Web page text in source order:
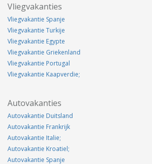
Vliegvakanties
Vliegvakantie Spanje
Vliegvakantie Turkije
Vliegvakantie Egypte
Vliegvakantie Griekenland
Vliegvakantie Portugal
Vliegvakantie Kaapverdie;
Autovakanties
Autovakantie Duitsland
Autovakantie Frankrijk
Autovakantie Italie;
Autovakantie Kroatiel;
Autovakantie Spanje